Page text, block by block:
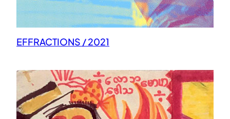
EFFRACTIONS / 2021